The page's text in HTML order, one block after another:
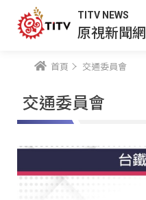
TITV NEWS
原視新聞網
首頁 交通委員會
交通委員會